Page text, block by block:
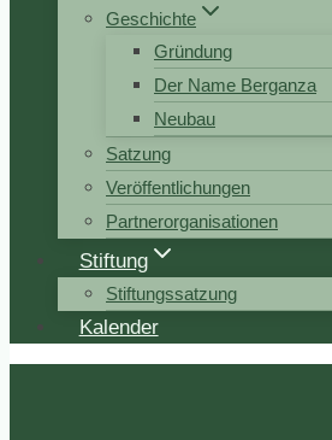
Geschichte
Gründung
Der Name Berganza
Neubau
Satzung
Veröffentlichungen
Partnerorganisationen
Stiftung
Stiftungssatzung
Kalender